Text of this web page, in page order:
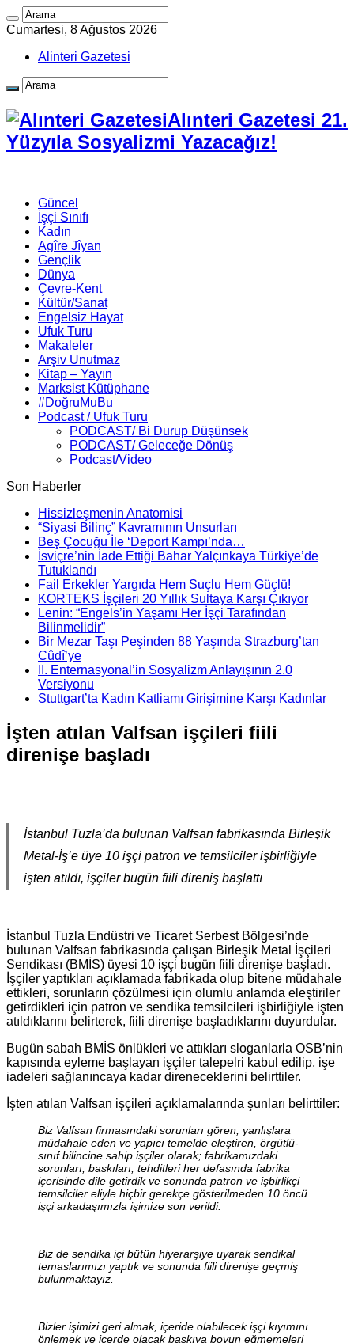
Cumartesi, 8 Ağustos 2026
Alinteri Gazetesi
Alınteri Gazetesi 21.
Yüzyıla Sosyalizmi Yazacağız!
Güncel
İşçi Sınıfı
Kadın
Agîre Jîyan
Gençlik
Dünya
Çevre-Kent
Kültür/Sanat
Engelsiz Hayat
Ufuk Turu
Makaleler
Arşiv Unutmaz
Kitap – Yayın
Marksist Kütüphane
#DoğruMuBu
Podcast / Ufuk Turu
PODCAST/ Bi Durup Düşünsek
PODCAST/ Geleceğe Dönüş
Podcast/Video
Son Haberler
Hissizleşmenin Anatomisi
“Siyasi Bilinç” Kavramının Unsurları
Beş Çocuğu İle ‘Deport Kampı’nda…
İsviçre’nin İade Ettiği Bahar Yalçınkaya Türkiye’de
Tutuklandı
Fail Erkekler Yargıda Hem Suçlu Hem Güçlü!
KORTEKS İşçileri 20 Yıllık Sultaya Karşı Çıkıyor
Lenin: “Engels’in Yaşamı Her İşçi Tarafından
Bilinmelidir”
Bir Mezar Taşı Peşinden 88 Yaşında Strazburg’tan
Cûdî’ye
II. Enternasyonal’in Sosyalizm Anlayışının 2.0
Versiyonu
Stuttgart’ta Kadın Katliamı Girişimine Karşı Kadınlar
İşten atılan Valfsan işçileri fiili
direnişe başladı
İstanbul Tuzla’da bulunan Valfsan fabrikasında Birleşik
Metal-İş’e üye 10 işçi patron ve temsilciler işbirliğiyle
işten atıldı, işçiler bugün fiili direniş başlattı
İstanbul Tuzla Endüstri ve Ticaret Serbest Bölgesi’nde
bulunan Valfsan fabrikasında çalışan Birleşik Metal İşçileri
Sendikası (BMİS) üyesi 10 işçi bugün fiili direnişe başladı.
İşçiler yaptıkları açıklamada fabrikada olup bitene müdahale
ettikleri, sorunların çözülmesi için olumlu anlamda eleştiriler
getirdikleri için patron ve sendika temsilcileri işbirliğiyle işten
atıldıklarını belirterek, fiili direnişe başladıklarını duyurdular.
Bugün sabah BMİS önlükleri ve attıkları sloganlarla OSB’nin
kapısında eyleme başlayan işçiler talepelri kabul edilip, işe
iadeleri sağlanıncaya kadar direneceklerini belirttiler.
İşten atılan Valfsan işçileri açıklamalarında şunları belirttiler:
Biz Valfsan firmasındaki sorunları gören, yanlışlara
müdahale eden ve yapıcı temelde eleştiren, örgütlü-
sınıf bilincine sahip işçiler olarak; fabrikamızdaki
sorunları, baskıları, tehditleri her defasında fabrika
içerisinde dile getirdik ve sonunda patron ve işbirlikçi
temsilciler eliyle hiçbir gerekçe gösterilmeden 10 öncü
işçi arkadaşımızla işimize son verildi.
Biz de sendika içi bütün hiyerarşiye uyarak sendikal
temaslarımızı yaptık ve sonunda fiili direnişe geçmiş
bulunmaktayız.
Bizler işimizi geri almak, içeride olabilecek işçi kıyımını
önlemek ve içerde olacak baskıya boyun eğmemeleri